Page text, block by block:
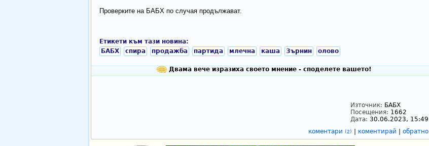
Проверките на БАБХ по случая продължават.
Етикети към тази новина:
БАБХ
спира продажба партида млечна каша Зърнин олово
Двама вече изразиха своето мнение - споделете вашето!
Източник: БАБХ
Посещения: 1662
Дата: 30.06.2023, 15:49
коментари (2) коментирай обратно